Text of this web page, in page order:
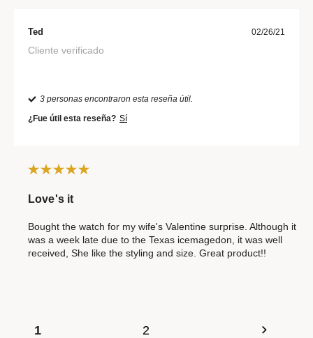
Ted 02/26/21
Cliente verificado
3 personas encontraron esta reseña útil.
¿Fue útil esta reseña? Sí
Love's it
Bought the watch for my wife's Valentine surprise. Although it
was a week late due to the Texas icemagedon, it was well
received, She like the styling and size. Great product!!
1 2